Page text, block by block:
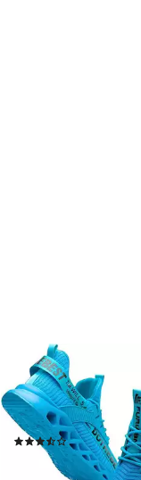
ATHLIX
Sicherheitsschuhe
Herren und Damen
Sicherheitsschuh
(62)
49,99 € UVP99,99 €